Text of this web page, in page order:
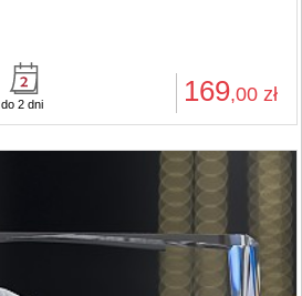
169,00 zł
do 2 dni